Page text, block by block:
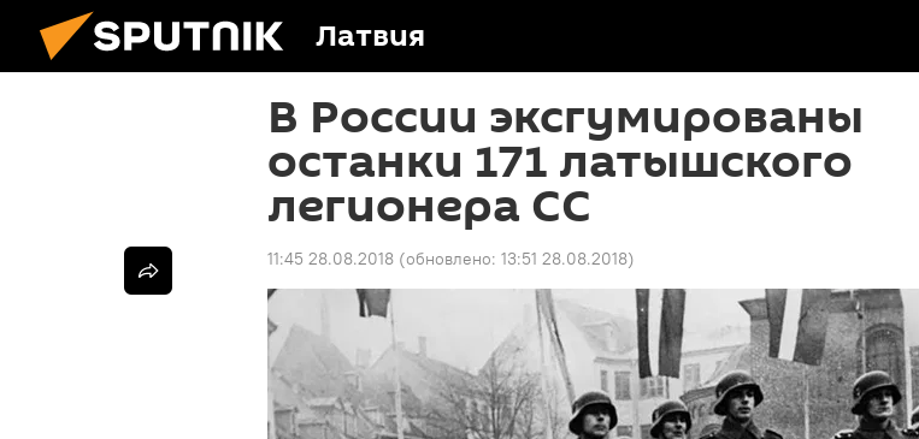
Латвия
В России эксгумированы
останки 171 латышского
легионера СС
11:45 28.08.2018 (обновлено: 13:51 28.08.2018)